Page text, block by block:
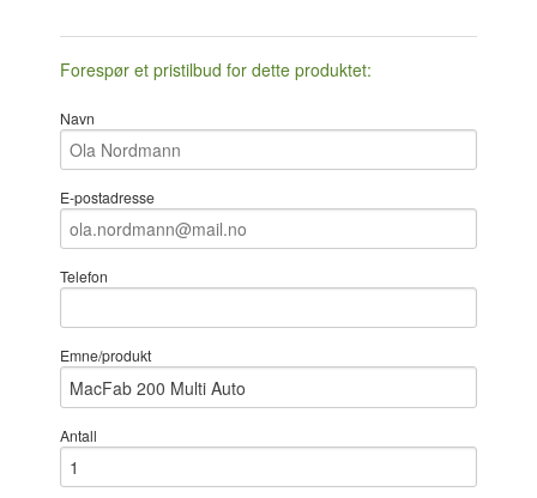
Forespør et pristilbud for dette produktet:
Navn
E-postadresse
Telefon
Emne/produkt
Antall